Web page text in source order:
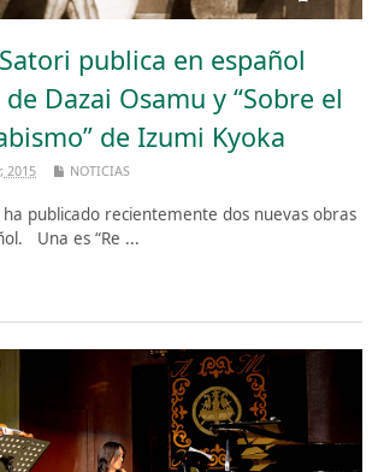
publica en español
de Dazai Osamu y “Sobre el
de Izumi Kyoka
2015 NOTICIAS
publicado recientemente dos nuevas obras
Una es “Re ...